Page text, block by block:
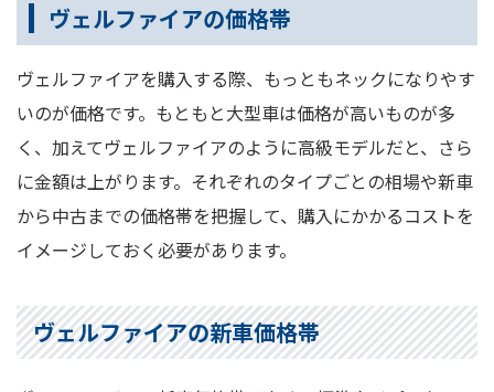
ヴェルファイアの価格帯
ヴェルファイアを購入する際、もっともネックになりやす
いのが価格です。もともと大型車は価格が高いものが多
く、加えてヴェルファイアのように高級モデルだと、さら
に金額は上がります。それぞれのタイプごとの相場や新車
から中古までの価格帯を把握して、購入にかかるコストを
イメージしておく必要があります。
ヴェルファイアの新車価格帯